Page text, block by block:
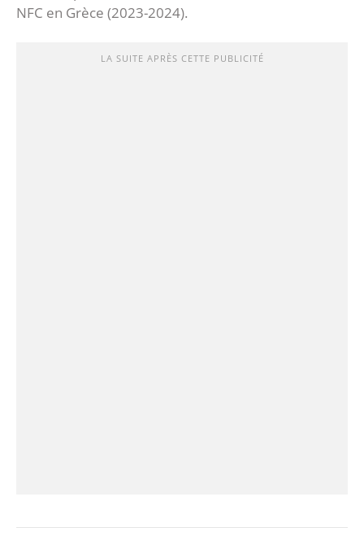
NFC en Grèce (2023-2024).
LA SUITE APRÈS CETTE PUBLICITÉ